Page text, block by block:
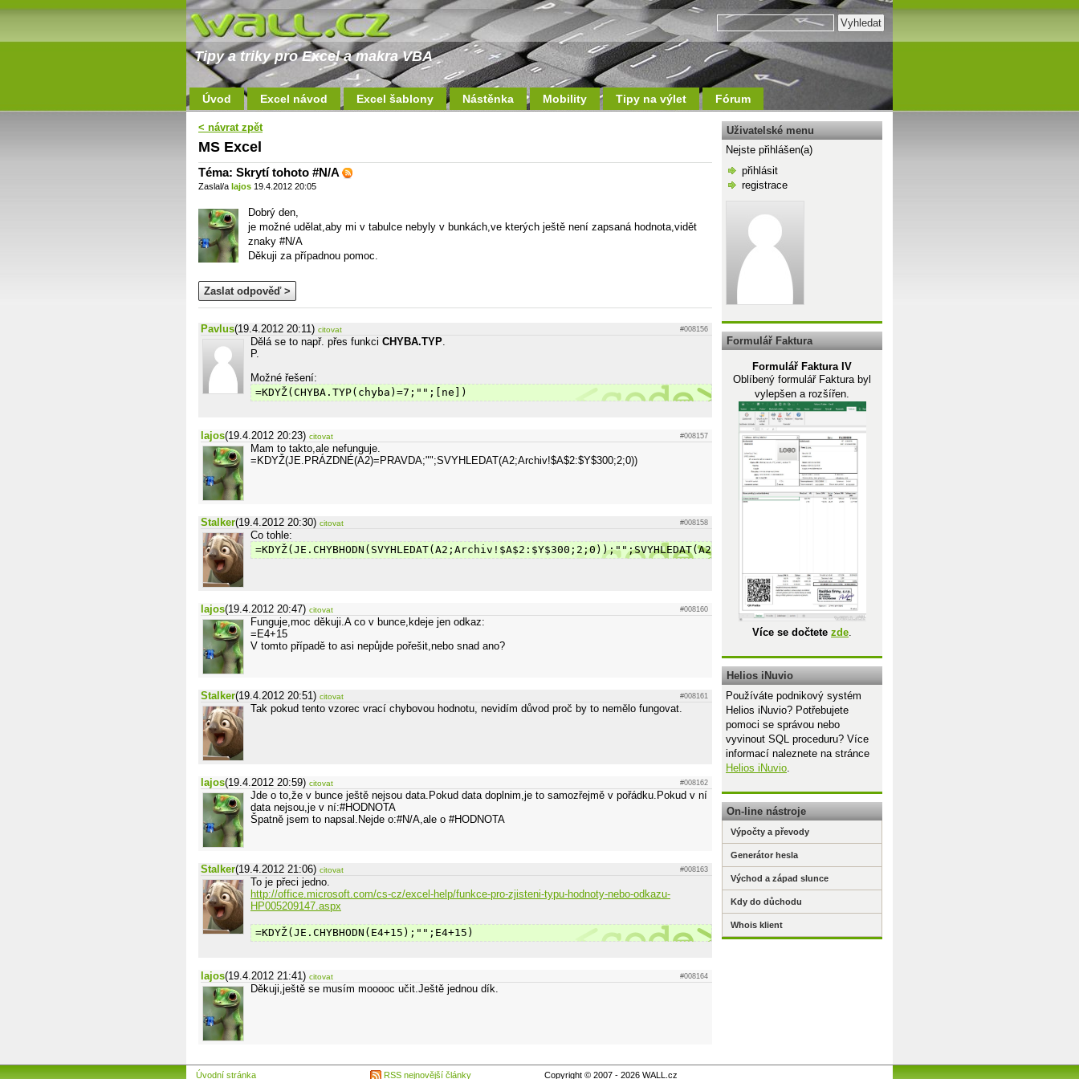
Tipy a triky pro Excel a makra VBA
Úvod Excel návod Excel šablony Nástěnka Mobility Tipy na výlet Fórum
< návrat zpět
MS Excel
Téma: Skrytí tohoto #N/A
Zaslal/a lajos 19.4.2012 20:05
Dobrý den,
je možné udělat,aby mi v tabulce nebyly v bunkách,ve kterých ještě není zapsaná hodnota,vidět
znaky #N/A
Děkuji za případnou pomoc.
Zaslat odpověď >
Pavlus(19.4.2012 20:11) citovat #008156
Dělá se to např. přes funkci CHYBA.TYP.
P.
Možné řešení:
=KDYŽ(CHYBA.TYP(chyba)=7;"";[ne])
lajos(19.4.2012 20:23) citovat #008157
Mam to takto,ale nefunguje.
=KDYŽ(JE.PRÁZDNÉ(A2)=PRAVDA;"";SVYHLEDAT(A2;Archiv!$A$2:$Y$300;2;0))
Stalker(19.4.2012 20:30) citovat #008158
Co tohle:
=KDYŽ(JE.CHYBHODN(SVYHLEDAT(A2;Archiv!$A$2:$Y$300;2;0));"";SVYHLEDAT(A2;Archiv!$A$2:$Y$300;2;0))
lajos(19.4.2012 20:47) citovat #008160
Funguje,moc děkuji.A co v bunce,kdeje jen odkaz:
=E4+15
V tomto případě to asi nepůjde pořešit,nebo snad ano?
Stalker(19.4.2012 20:51) citovat #008161
Tak pokud tento vzorec vrací chybovou hodnotu, nevidím důvod proč by to nemělo fungovat.
lajos(19.4.2012 20:59) citovat #008162
Jde o to,že v bunce ještě nejsou data.Pokud data doplnim,je to samozřejmě v pořádku.Pokud v ní
data nejsou,je v ní:#HODNOTA
Špatně jsem to napsal.Nejde o:#N/A,ale o #HODNOTA
Stalker(19.4.2012 21:06) citovat #008163
To je přeci jedno.
http://office.microsoft.com/cs-cz/excel-help/funkce-pro-zjisteni-typu-hodnoty-nebo-odkazu-
HP005209147.aspx
=KDYŽ(JE.CHYBHODN(E4+15);"";E4+15)
lajos(19.4.2012 21:41) citovat #008164
Děkuji,ještě se musím mooooc učit.Ještě jednou dík.
Uživatelské menu
Nejste přihlášen(a)
přihlásit
registrace
Formulář Faktura
Formulář Faktura IV
Oblíbený formulář Faktura byl
vylepšen a rozšířen.
Více se dočtete zde.
Helios iNuvio
Používáte podnikový systém
Helios iNuvio? Potřebujete
pomoci se správou nebo
vyvinout SQL proceduru? Více
informací naleznete na stránce
Helios iNuvio.
On-line nástroje
Výpočty a převody
Generátor hesla
Východ a západ slunce
Kdy do důchodu
Whois klient
Úvodní stránka RSS nejnovější články Copyright © 2007 - 2026 WALL.cz